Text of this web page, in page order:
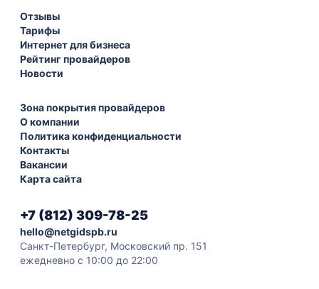
Отзывы
Тарифы
Интернет для бизнеса
Рейтинг провайдеров
Новости
Зона покрытия провайдеров
О компании
Политика конфиденциальности
Контакты
Вакансии
Карта сайта
+7 (812) 309-78-25
hello@netgidspb.ru
Санкт-Петербург, Московский пр. 151
ежедневно с 10:00 до 22:00